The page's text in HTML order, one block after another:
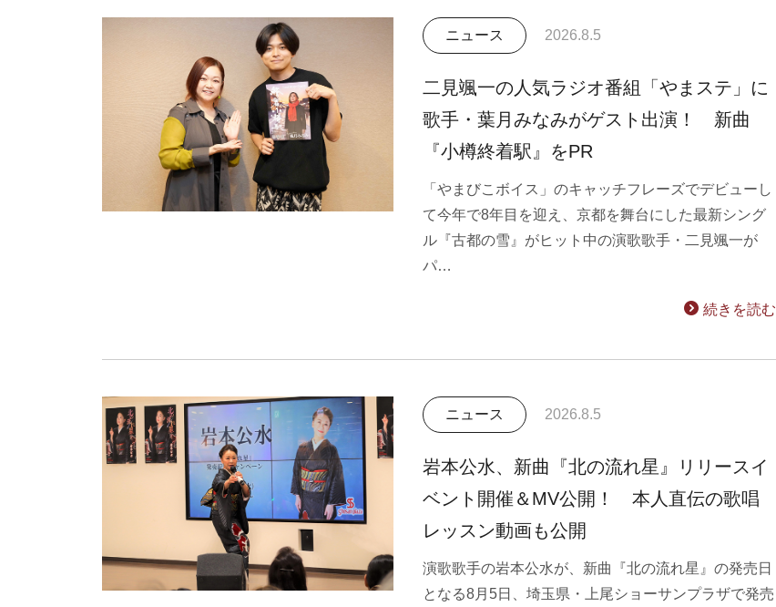
ニュース 2026.8.5
二見颯一の人気ラジオ番組「やまステ」に
歌手・葉月みなみがゲスト出演！ 新曲
『小樽終着駅』をPR
「やまびこボイス」のキャッチフレーズでデビューし
て今年で8年目を迎え、京都を舞台にした最新シング
ル『古都の雪』がヒット中の演歌歌手・二見颯一が
パ…
続きを読む
ニュース 2026.8.5
岩本公水、新曲『北の流れ星』リリースイ
ベント開催＆MV公開！ 本人直伝の歌唱
レッスン動画も公開
演歌歌手の岩本公水が、新曲『北の流れ星』の発売日
となる8月5日、埼玉県・上尾ショーサンプラザで発売